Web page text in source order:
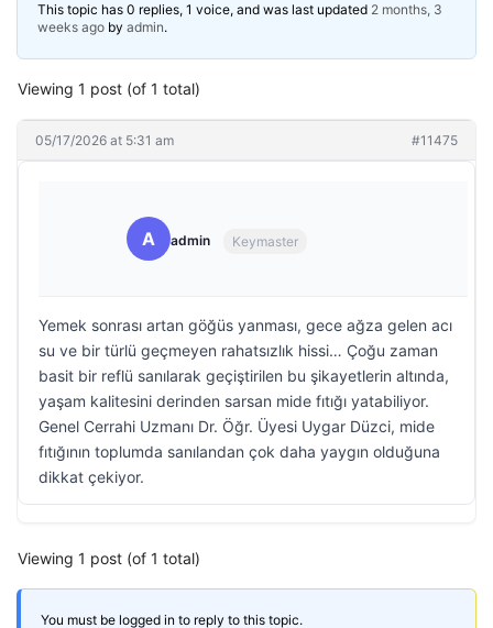
This topic has 0 replies, 1 voice, and was last updated 2 months, 3
weeks ago by admin.
Viewing 1 post (of 1 total)
05/17/2026 at 5:31 am #11475
A admin Keymaster
Yemek sonrası artan göğüs yanması, gece ağza gelen acı
su ve bir türlü geçmeyen rahatsızlık hissi… Çoğu zaman
basit bir reflü sanılarak geçiştirilen bu şikayetlerin altında,
yaşam kalitesini derinden sarsan mide fıtığı yatabiliyor.
Genel Cerrahi Uzmanı Dr. Öğr. Üyesi Uygar Düzci, mide
fıtığının toplumda sanılandan çok daha yaygın olduğuna
dikkat çekiyor.
Viewing 1 post (of 1 total)
You must be logged in to reply to this topic.